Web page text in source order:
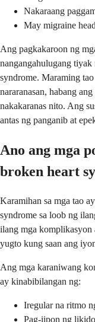
Nakaraang
May migraine
Ang pagkakaroon ng
nangangahulugang
syndrome. Maraming
nararanasan, habang
nakakaranas nito. Ang
antas ng panganib at
Ano ang mga
broken heart
Karamihan sa mga tao
syndrome sa loob ng
ilang mga komplikasyon
yugto kung saan ang
Ang mga karaniwang
ay kinabibilangan ng:
Iregular na ritmo
Pag-iipon ng